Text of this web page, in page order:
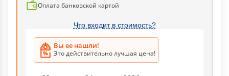
Оплата банковской картой
Что входит в стоимость?
Вы ее нашли!
Это действительно лучшая цена!